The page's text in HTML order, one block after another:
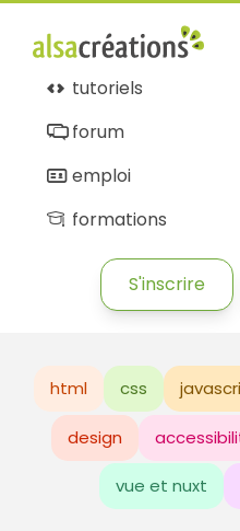
tutoriels
forum
emploi
formations
S'inscrire
html css
design
vue et nuxt